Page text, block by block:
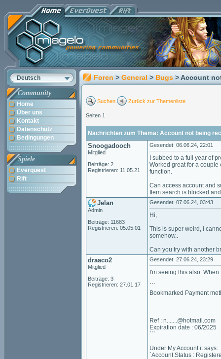
Deutsch
Community
Home
Über uns
Kontakt
Datenschutz
Bedingungen
Spiele
Everquest
Rift
Foren > General > Bugs > Account
Suchen Zurück zur Themenliste
Seiten 1
Nachrichten zum Thema: Account not being
Snoogadooch
Mitglied
Beiträge: 2
Registrieren: 11.05.21
Gesendet: 06.06.24, 22:01
I subbed to a full year of
Worked great for a couple
function.
Can access account and
Item search is blocked
Jelan
Admin
Beiträge: 11683
Registrieren: 05.05.01
Gesendet: 07.06.24, 03:43
Hi,
This is super weird, i
somehow..
Can you try with another
draaco2
Mitglied
Beiträge: 3
Registrieren: 27.01.17
Gesendet: 27.06.24, 23:29
I'm seeing this also.
```
Bookmarked Payment
Ref : n.......@hotmail.com
Expiration date : 06/2025
```
Under My Account it says:
`Account Status :